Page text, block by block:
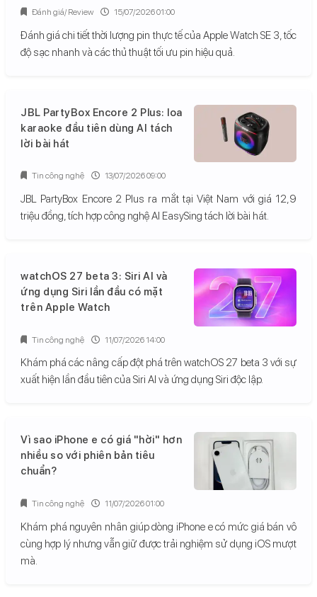
Đánh giá chi tiết thời lượng pin thực tế của Apple Watch SE 3, tốc
độ sạc nhanh và các thủ thuật tối ưu pin hiệu quả.
Đánh giá/ Review 15/07/2026 01:00
JBL PartyBox Encore 2 Plus: loa
karaoke đầu tiên dùng AI tách
lời bài hát
JBL PartyBox Encore 2 Plus ra mắt tại Việt Nam với giá 12,9
triệu đồng, tích hợp công nghệ AI EasySing tách lời bài hát.
Tin công nghệ 13/07/2026 09:00
watchOS 27 beta 3: Siri AI và
ứng dụng Siri lần đầu có mặt
trên Apple Watch
Khám phá các nâng cấp đột phá trên watchOS 27 beta 3 với sự
xuất hiện lần đầu tiên của Siri AI và ứng dụng Siri độc lập.
Tin công nghệ 11/07/2026 14:00
Vì sao iPhone e có giá "hời" hơn
nhiều so với phiên bản tiêu
chuẩn?
Khám phá nguyên nhân giúp dòng iPhone e có mức giá bán vô
cùng hợp lý nhưng vẫn giữ được trải nghiệm sử dụng iOS mượt
mà.
Tin công nghệ 11/07/2026 01:00